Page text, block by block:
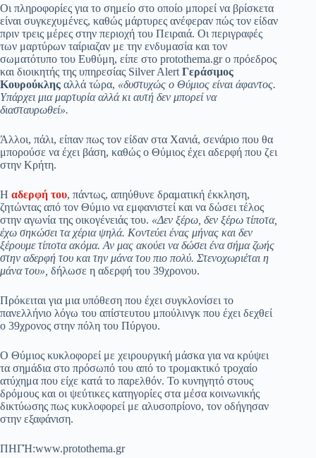
Οι πληροφορίες για το σημείο στο οποίο μπορεί να βρίσκετα
είναι συγκεχυμένες, καθώς μάρτυρες ανέφεραν πώς τον είδαν
πριν τρεις μέρες στην περιοχή του Πειραιά. Οι περιγραφές
των μαρτύρων ταίριαζαν με την ενδυμασία και τον
σωματότυπο του Ευθύμη, είπε στο protothema.gr ο πρόεδρος
και διοικητής της υπηρεσίας Silver Alert Γεράσιμος
Κουρούκλης αλλά τώρα, «δυστυχώς ο Θύμιος είναι άφαντος.
Υπάρχει μια μαρτυρία αλλά κι αυτή δεν μπορεί να
διασταυρωθεί».
Άλλοι, πάλι, είπαν πως τον είδαν στα Χανιά, σενάριο που θα
μπορούσε να έχει βάση, καθώς ο Θύμιος έχει αδερφή που ζει
στην Κρήτη.
Η αδερφή του, πάντως, απηύθυνε δραματική έκκληση,
ζητώντας από τον Θύμιο να εμφανιστεί και να δώσει τέλος
στην αγωνία της οικογένειάς του. «Δεν ξέρω, δεν ξέρω τίποτα,
έχω σηκώσει τα χέρια ψηλά. Κοντεύει ένας μήνας και δεν
ξέρουμε τίποτα ακόμα. Αν μας ακούει να δώσει ένα σήμα ζωής
στην αδερφή του και την μάνα του πιο πολύ. Στενοχωριέται η
μάνα του», δήλωσε η αδερφή του 39χρονου.
Πρόκειται για μια υπόθεση που έχει συγκλονίσει το
πανελλήνιο λόγω του απίστευτου μπούλινγκ που έχει δεχθεί
ο 39χρονος στην πόλη του Πύργου.
Ο Θύμιος κυκλοφορεί με χειρουργική μάσκα για να κρύψει
τα σημάδια στο πρόσωπό του από το τρομακτικό τροχαίο
ατύχημα που είχε κατά το παρελθόν. Το κυνηγητό στους
δρόμους και οι ψεύτικες κατηγορίες στα μέσα κοινωνικής
δικτύωσης πως κυκλοφορεί με αλυσοπρίονο, τον οδήγησαν
στην εξαφάνιση.
ΠΗΓΉ:www.protothema.gr